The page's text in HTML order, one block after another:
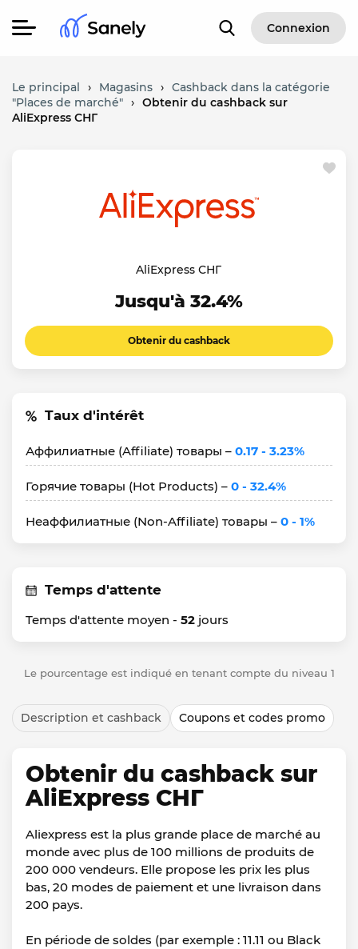
Connexion
Le principal › Magasins › Cashback dans la catégorie
"Places de marché" › Obtenir du cashback sur
AliExpress СНГ
AliExpress СНГ
Jusqu'à 32.4%
Obtenir du cashback
Taux d'intérêt
Аффилиатные (Affiliate) товары – 0.17 - 3.23%
Горячие товары (Hot Products) – 0 - 32.4%
Неаффилиатные (Non-Affiliate) товары – 0 - 1%
Temps d'attente
Temps d'attente moyen - 52 jours
Le pourcentage est indiqué en tenant compte du niveau 1
Description et cashback Coupons et codes promo
Obtenir du cashback sur
AliExpress СНГ
Aliexpress est la plus grande place de marché au
monde avec plus de 100 millions de produits de
200 000 vendeurs. Elle propose les prix les plus
bas, 20 modes de paiement et une livraison dans
200 pays.
En période de soldes (par exemple : 11.11 ou Black